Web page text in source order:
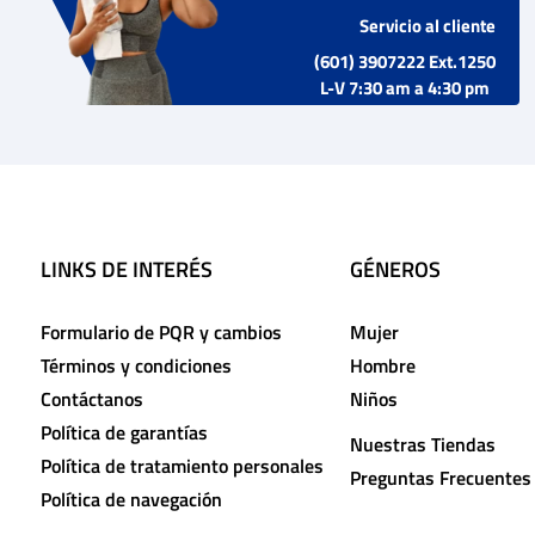
Servicio al cliente
(601) 3907222 Ext.1250
L-V 7:30 am a 4:30 pm
LINKS DE INTERÉS
Formulario de PQR y cambios
Términos y condiciones
Contáctanos
Política de garantías
Política de tratamiento personales
Política de navegación
GÉNEROS
Mujer
Hombre
Niños
Nuestras Tiendas
Preguntas Frecuentes